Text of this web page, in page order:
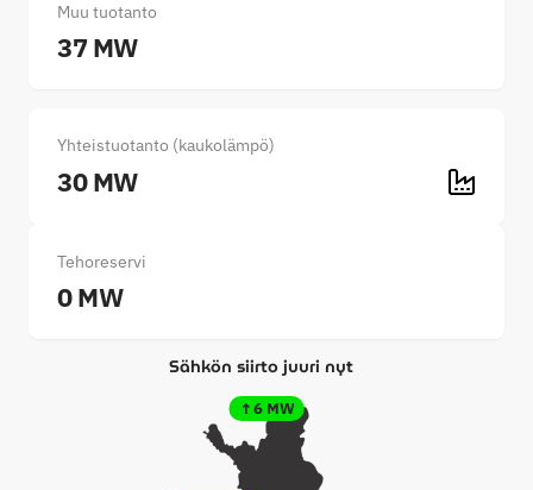
Muu tuotanto
37 MW
Yhteistuotanto (kaukolämpö)
30 MW
Tehoreservi
0 MW
↑6 MW